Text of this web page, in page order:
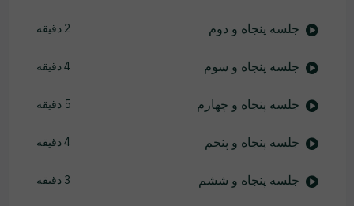
جلسه پنجاه و دوم 2 دقیقه
جلسه پنجاه و سوم 4 دقیقه
جلسه پنجاه و چهارم 5 دقیقه
جلسه پنجاه و پنجم 4 دقیقه
جلسه پنجاه و ششم 3 دقیقه